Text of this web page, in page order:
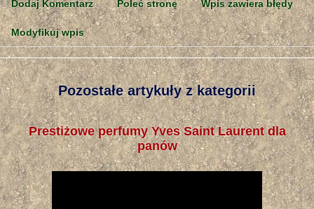
Dodaj Komentarz Poleć stronę Wpis zawiera błędy
Modyfikuj wpis
Pozostałe artykuły z kategorii
Prestiżowe perfumy Yves Saint Laurent dla
panów